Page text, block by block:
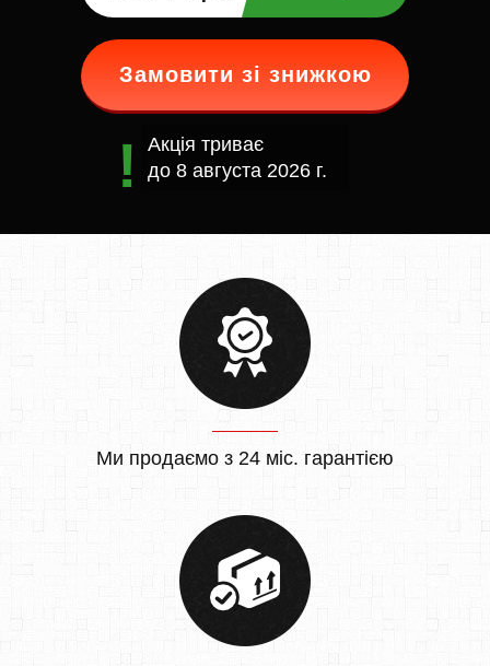
Замовити зі знижкою
Акція триває
до 8 августа 2026 г.
Ми продаємо з 24 міс. гарантією